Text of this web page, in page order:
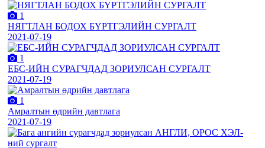
1
НЯГТЛАН БОДОХ БҮРТГЭЛИЙН СУРГАЛТ
2021-07-19
1
ЕБС-ИЙН СУРАГЧДАД ЗОРИУЛСАН СУРГАЛТ
2021-07-19
1
Амралтын өдрийн давтлага
2021-07-19